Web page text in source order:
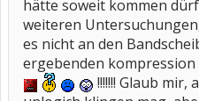
hätte soweit kommen
weiteren
es nicht an den
ergebenden
!!!!!!! Glaub